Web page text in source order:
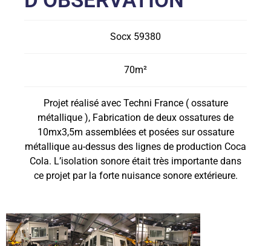
Socx 59380
70m²
Projet réalisé avec Techni France ( ossature
métallique ), Fabrication de deux ossatures de
10mx3,5m assemblées et posées sur ossature
métallique au-dessus des lignes de production Coca
Cola. L’isolation sonore était très importante dans
ce projet par la forte nuisance sonore extérieure.